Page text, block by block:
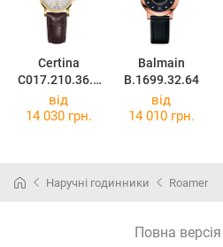
Certina
C017.210.36.0
37.00
Balmain
B.1699.32.64
від
14 030 грн.
від
14 010 грн.
Наручні годинники Roamer
Повна